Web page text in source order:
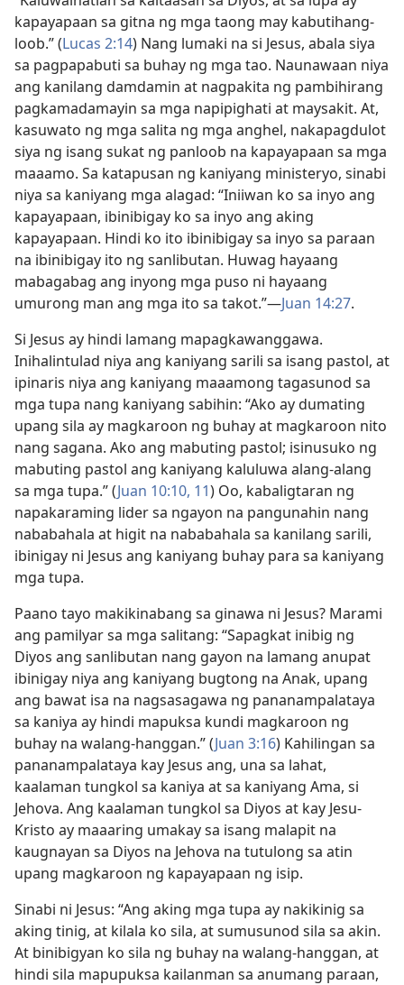
kapayapaan sa gitna ng mga taong may kabutihang-
loob.” (Lucas 2:14) Nang lumaki na si Jesus, abala siya
sa pagpapabuti sa buhay ng mga tao. Naunawaan niya
ang kanilang damdamin at nagpakita ng pambihirang
pagkamadamayin sa mga napipighati at maysakit. At,
kasuwato ng mga salita ng mga anghel, nakapagdulot
siya ng isang sukat ng panloob na kapayapaan sa mga
maaamo. Sa katapusan ng kaniyang ministeryo, sinabi
niya sa kaniyang mga alagad: “Iniiwan ko sa inyo ang
kapayapaan, ibinibigay ko sa inyo ang aking
kapayapaan. Hindi ko ito ibinibigay sa inyo sa paraan
na ibinibigay ito ng sanlibutan. Huwag hayaang
mabagabag ang inyong mga puso ni hayaang
umurong man ang mga ito sa takot.”​—Juan 14:27.
Si Jesus ay hindi lamang mapagkawanggawa.
Inihalintulad niya ang kaniyang sarili sa isang pastol, at
ipinaris niya ang kaniyang maaamong tagasunod sa
mga tupa nang kaniyang sabihin: “Ako ay dumating
upang sila ay magkaroon ng buhay at magkaroon nito
nang sagana. Ako ang mabuting pastol; isinusuko ng
mabuting pastol ang kaniyang kaluluwa alang-alang
sa mga tupa.” (Juan 10:10, 11) Oo, kabaligtaran ng
napakaraming lider sa ngayon na pangunahin nang
nababahala at higit na nababahala sa kanilang sarili,
ibinigay ni Jesus ang kaniyang buhay para sa kaniyang
mga tupa.
Paano tayo makikinabang sa ginawa ni Jesus? Marami
ang pamilyar sa mga salitang: “Sapagkat inibig ng
Diyos ang sanlibutan nang gayon na lamang anupat
ibinigay niya ang kaniyang bugtong na Anak, upang
ang bawat isa na nagsasagawa ng pananampalataya
sa kaniya ay hindi mapuksa kundi magkaroon ng
buhay na walang-hanggan.” (Juan 3:16) Kahilingan sa
pananampalataya kay Jesus ang, una sa lahat,
kaalaman tungkol sa kaniya at sa kaniyang Ama, si
Jehova. Ang kaalaman tungkol sa Diyos at kay Jesu-
Kristo ay maaaring umakay sa isang malapit na
kaugnayan sa Diyos na Jehova na tutulong sa atin
upang magkaroon ng kapayapaan ng isip.
Sinabi ni Jesus: “Ang aking mga tupa ay nakikinig sa
aking tinig, at kilala ko sila, at sumusunod sila sa akin.
At binibigyan ko sila ng buhay na walang-hanggan, at
hindi sila mapupuksa kailanman sa anumang paraan,